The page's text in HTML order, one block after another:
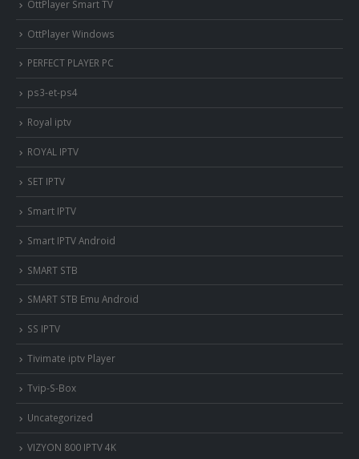
OttPlayer Smart TV
OttPlayer Windows
PERFECT PLAYER PC
ps3-et-ps4
Royal iptv
ROYAL IPTV
SET IPTV
Smart IPTV
Smart IPTV Android
SMART STB
SMART STB Emu Android
SS IPTV
Tivimate iptv Player
Tvip-S-Box
Uncategorized
VIZYON 800 IPTV 4K